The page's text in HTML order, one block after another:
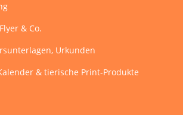
& Co.
Urkunden
& tierische Print-Produkte